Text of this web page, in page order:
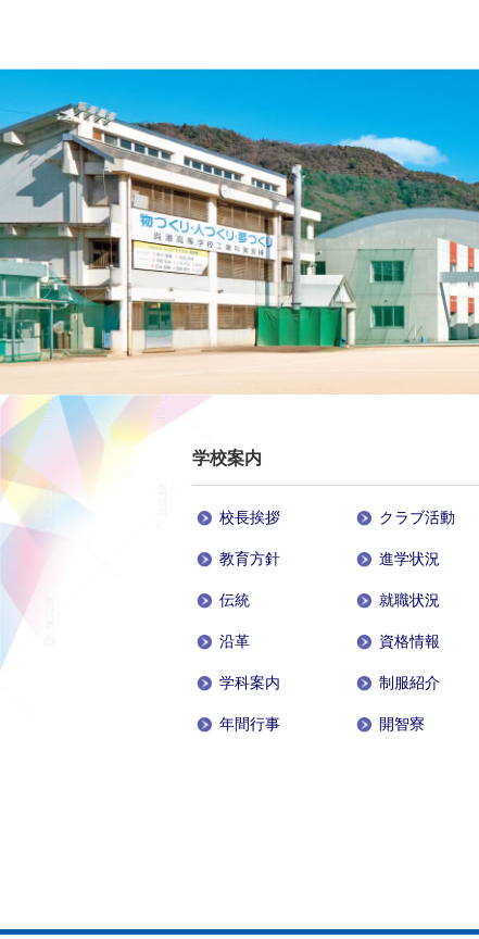
学校案内
校長挨拶 クラブ活動
教育方針 進学状況
伝統 就職状況
沿革 資格情報
学科案内 制服紹介
年間行事 開智寮